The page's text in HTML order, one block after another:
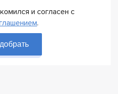
и согласен с
.